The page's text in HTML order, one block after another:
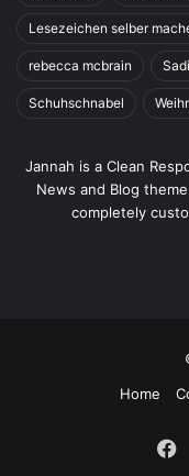
Lesezeichen selber
rebecca mcbrain
Schuhschnabel
Jannah is a Clean
News and Blog
completely
Home